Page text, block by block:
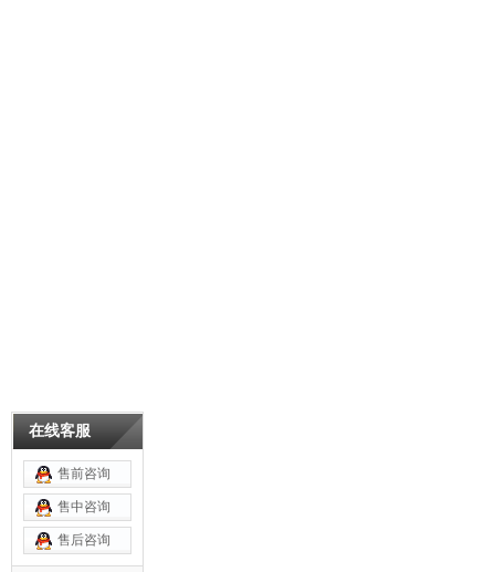
在线客服
售前咨询
售中咨询
售后咨询